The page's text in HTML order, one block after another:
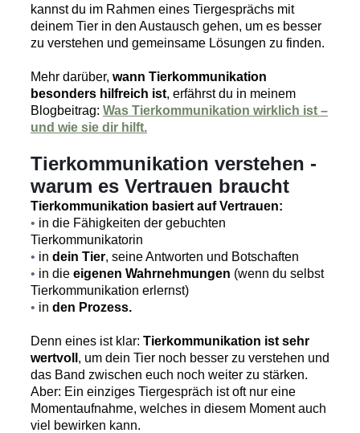
kannst du im Rahmen eines Tiergesprächs mit
deinem Tier in den Austausch gehen, um es besser
zu verstehen und gemeinsame Lösungen zu finden.
Mehr darüber, wann Tierkommunikation
besonders hilfreich ist, erfährst du in meinem
Blogbeitrag: Was Tierkommunikation wirklich ist –
und wie sie dir hilft.
Tierkommunikation verstehen -
warum es Vertrauen braucht
Tierkommunikation basiert auf Vertrauen:
• in die Fähigkeiten der gebuchten
Tierkommunikatorin
• in dein Tier, seine Antworten und Botschaften
• in die eigenen Wahrnehmungen (wenn du selbst
Tierkommunikation erlernst)
• in den Prozess.
Denn eines ist klar: Tierkommunikation ist sehr
wertvoll , um dein Tier noch besser zu verstehen und
das Band zwischen euch noch weiter zu stärken.
Aber: Ein einziges Tiergespräch ist oft nur eine
Momentaufnahme, welches in diesem Moment auch
viel bewirken kann.